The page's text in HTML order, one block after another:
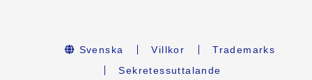
Svenska Villkor
Trademarks
Sekretessuttalande